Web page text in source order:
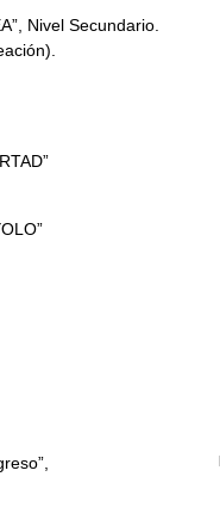
Nivel Secundario.